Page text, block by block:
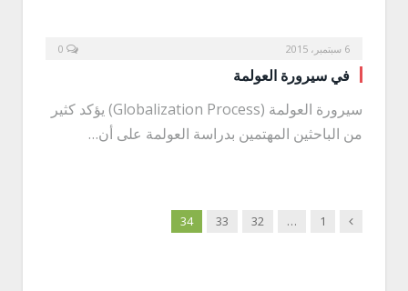
6 سبتمبر، 2015
في سيرورة العولمة
سيرورة العولمة (Globalization Process) يؤكد كثير
من الباحثين المهتمين بدراسة العولمة على أن…
Previous
1
…
32
33
34